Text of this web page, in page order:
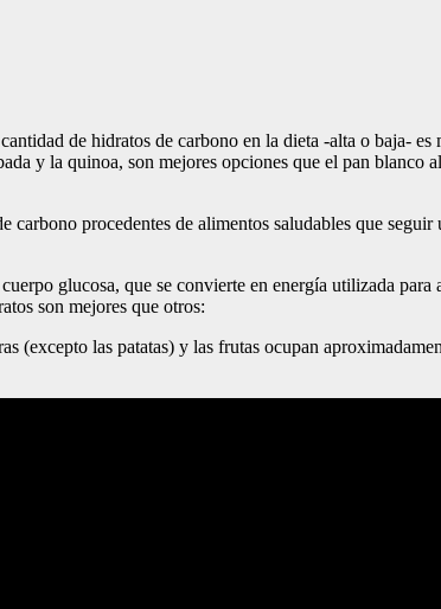
de hidratos de carbono en la dieta -alta o baja- es
y la quinoa, son mejores opciones que el pan blanco
procedentes de alimentos saludables que seguir
glucosa, que se convierte en energía utilizada para
son mejores que otros:
(excepto las patatas) y las frutas ocupan